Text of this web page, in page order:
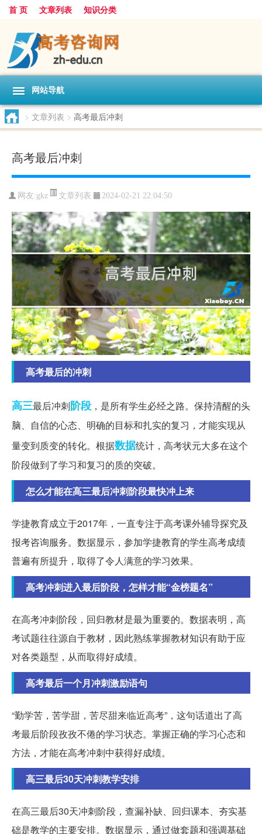
首 页 文章列表 知识分类
网站导航
> 文章列表 > 高考最后冲刺
高考最后冲刺
网友:gkz 文章列表 2024-02-21 22:04:50
高考最后的冲刺
高三最后冲刺阶段 ，是所有学生必经之路。保持清醒的头
脑、自信的心态、明确的目标和扎实的复习，才能实现从
量变到质变的转化。根据数据统计，高考状元大多在这个
阶段做到了学习和复习的质的突破。
怎么才能在高三最后冲刺阶段最快冲上来
学捷教育成立于2017年，一直专注于高考课外辅导探究及
报考咨询服务。数据显示，参加学捷教育的学生高考成绩
普遍有所提升，取得了令人满意的学习效果。
高考冲刺进入最后阶段，怎样才能“金榜题名”
在高考冲刺阶段，回归教材是最为重要的。数据表明，高
考试题往往源自于教材，因此熟练掌握教材知识有助于应
对各类题型，从而取得好成绩。
高考最后一个月冲刺激励语句
“勤学苦，苦学甜，苦尽甜来临近高考”，这句话道出了高
考最后阶段孜孜不倦的学习状态。掌握正确的学习心态和
方法，才能在高考冲刺中获得好成绩。
高三最后30天冲刺教学安排
在高三最后30天冲刺阶段，查漏补缺、回归课本、夯实基
础是教学的主要安排。数据显示，通过做套题和强调基础